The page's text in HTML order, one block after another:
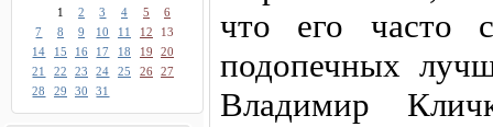
1
2 3 4 5
6
7
8 9 10 11 12
13
14
15 16 17 18 19
20
21
22 23 24 25 26 27
28
29 30 31
что его часто
подопечных
Владимир